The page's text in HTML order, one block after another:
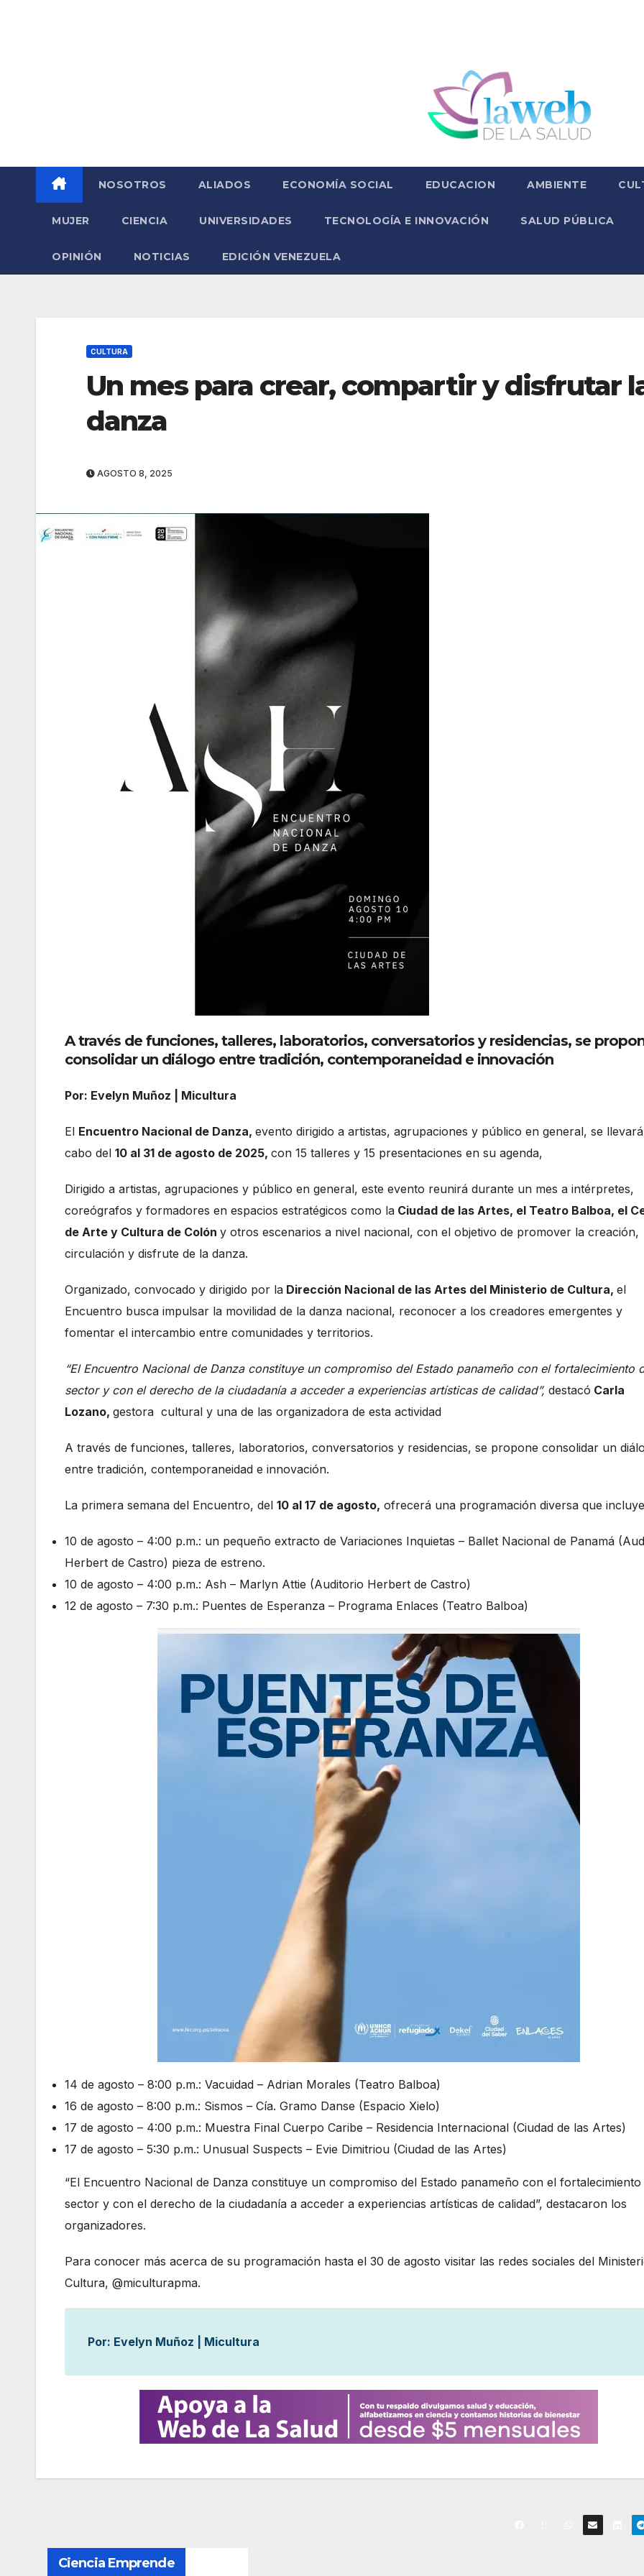
NOSOTROS ALIADOS ECONOMÍA SOCIAL EDUCACION AMBIENTE
MUJER CIENCIA UNIVERSIDADES TECNOLOGÍA E INNOVACIÓN SALUD PÚBLICA
OPINIÓN NOTICIAS EDICIÓN VENEZUELA
CULTURA
Un mes para crear, compartir y disfrutar
danza
AGOSTO 8, 2025
A través de funciones, talleres, laboratorios, conversatorios y residencias, se
consolidar un diálogo entre tradición, contemporaneidad e innovación
Por: Evelyn Muñoz | Micultura
El Encuentro Nacional de Danza, evento dirigido a artistas, agrupaciones y público en general, se
cabo del 10 al 31 de agosto de 2025, con 15 talleres y 15 presentaciones en su agenda,
Dirigido a artistas, agrupaciones y público en general, este evento reunirá durante un mes a intérpretes,
coreógrafos y formadores en espacios estratégicos como la Ciudad de las Artes, el Teatro Balboa, el
de Arte y Cultura de Colón y otros escenarios a nivel nacional, con el objetivo de promover la creación,
circulación y disfrute de la danza.
Organizado, convocado y dirigido por la Dirección Nacional de las Artes del Ministerio de Cultura, el
Encuentro busca impulsar la movilidad de la danza nacional, reconocer a los creadores emergentes y
fomentar el intercambio entre comunidades y territorios.
“El Encuentro Nacional de Danza constituye un compromiso del Estado panameño con el fortalecimiento
sector y con el derecho de la ciudadanía a acceder a experiencias artísticas de calidad”, destacó Carla
Lozano, gestora cultural y una de las organizadora de esta actividad
A través de funciones, talleres, laboratorios, conversatorios y residencias, se propone consolidar un
entre tradición, contemporaneidad e innovación.
La primera semana del Encuentro, del 10 al 17 de agosto, ofrecerá una programación diversa que
10 de agosto – 4:00 p.m.: un pequeño extracto de Variaciones Inquietas – Ballet Nacional de Panamá
Herbert de Castro) pieza de estreno.
10 de agosto – 4:00 p.m.: Ash – Marlyn Attie (Auditorio Herbert de Castro)
12 de agosto – 7:30 p.m.: Puentes de Esperanza – Programa Enlaces (Teatro Balboa)
14 de agosto – 8:00 p.m.: Vacuidad – Adrian Morales (Teatro Balboa)
16 de agosto – 8:00 p.m.: Sismos – Cía. Gramo Danse (Espacio Xielo)
17 de agosto – 4:00 p.m.: Muestra Final Cuerpo Caribe – Residencia Internacional (Ciudad de las Artes)
17 de agosto – 5:30 p.m.: Unusual Suspects – Evie Dimitriou (Ciudad de las Artes)
“El Encuentro Nacional de Danza constituye un compromiso del Estado panameño con el fortalecimiento
sector y con el derecho de la ciudadanía a acceder a experiencias artísticas de calidad”, destacaron los
organizadores.
Para conocer más acerca de su programación hasta el 30 de agosto visitar las redes sociales del
Cultura, @miculturapma.
Por: Evelyn Muñoz | Micultura
Ciencia Emprende